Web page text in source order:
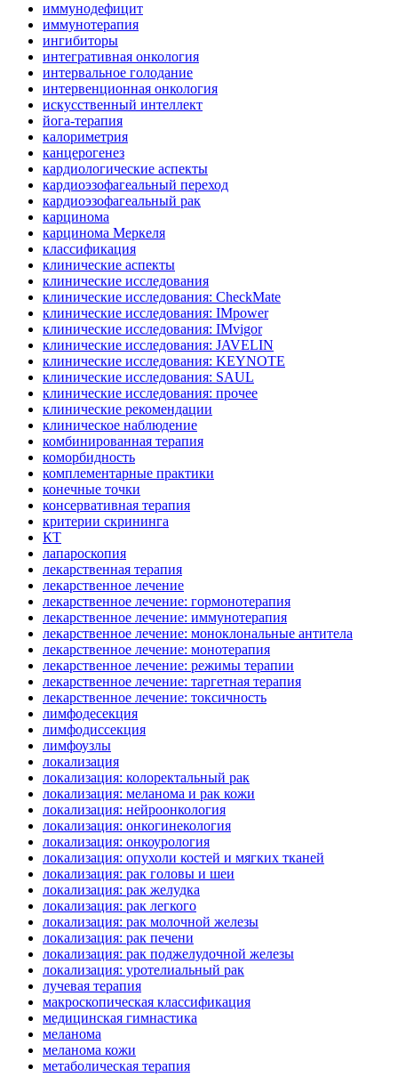
иммунодефицит
иммунотерапия
ингибиторы
интегративная онкология
интервальное голодание
интервенционная онкология
искусственный интеллект
йога-терапия
калориметрия
канцерогенез
кардиологические аспекты
кардиоэзофагеальный переход
кардиоэзофагеальный рак
карцинома
карцинома Меркеля
классификация
клинические аспекты
клинические исследования
клинические исследования: CheckMate
клинические исследования: IMpower
клинические исследования: IMvigor
клинические исследования: JAVELIN
клинические исследования: KEYNOTE
клинические исследования: SAUL
клинические исследования: прочее
клинические рекомендации
клиническое наблюдение
комбинированная терапия
коморбидность
комплементарные практики
конечные точки
консервативная терапия
критерии скрининга
КТ
лапароскопия
лекарственная терапия
лекарственное лечение
лекарственное лечение: гормонотерапия
лекарственное лечение: иммунотерапия
лекарственное лечение: моноклональные антитела
лекарственное лечение: монотерапия
лекарственное лечение: режимы терапии
лекарственное лечение: таргетная терапия
лекарственное лечение: токсичность
лимфодесекция
лимфодиссекция
лимфоузлы
локализация
локализация: колоректальный рак
локализация: меланома и рак кожи
локализация: нейроонкология
локализация: онкогинекология
локализация: онкоурология
локализация: опухоли костей и мягких тканей
локализация: рак головы и шеи
локализация: рак желудка
локализация: рак легкого
локализация: рак молочной железы
локализация: рак печени
локализация: рак поджелудочной железы
локализация: уротелиальный рак
лучевая терапия
макроскопическая классификация
медицинская гимнастика
меланома
меланома кожи
метаболическая терапия